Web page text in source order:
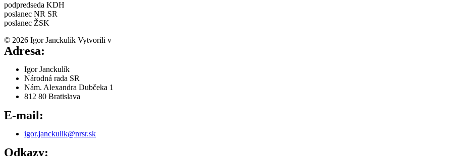
podpredseda KDH
poslanec NR SR
poslanec ŽSK
© 2026 Igor Janckulík Vytvorili v
Adresa:
Igor Janckulík
Národná rada SR
Nám. Alexandra Dubčeka 1
812 80 Bratislava
E-mail:
igor.janckulik@nrsr.sk
Odkazy: